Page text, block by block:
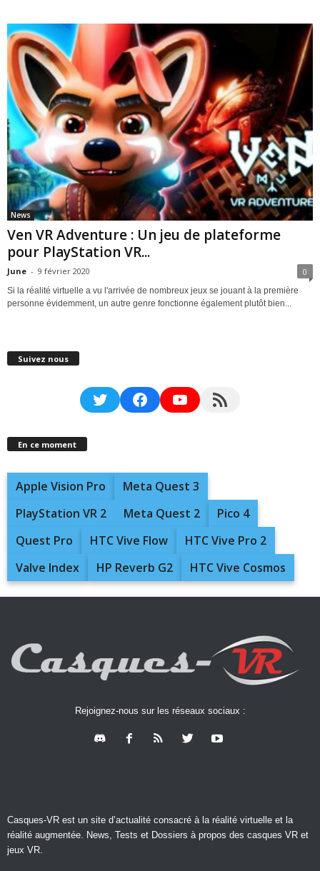
News
Ven VR Adventure : Un jeu de plateforme
pour PlayStation VR...
June - 9 février 2020 0
Si la réalité virtuelle a vu l'arrivée de nombreux jeux se jouant à la première
personne évidemment, un autre genre fonctionne également plutôt bien...
Suivez nous
TwitterFacebookYouTubeRSS Feed
En ce moment
Apple Vision Pro
Meta Quest 3
PlayStation VR 2
Meta Quest 2
Pico 4
Quest Pro
HTC Vive Flow
HTC Vive Pro 2
Valve Index
HP Reverb G2 HTC Vive Cosmos
Rejoignez-nous sur les réseaux sociaux :
Casques-VR est un site d’actualité consacré à la réalité virtuelle et la
réalité augmentée. News, Tests et Dossiers à propos des casques VR et
jeux VR.